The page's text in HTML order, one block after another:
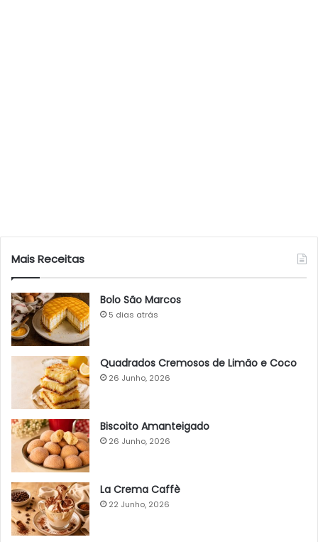
Mais Receitas
Bolo São Marcos
5 dias atrás
Quadrados Cremosos de Limão e Coco
26 Junho, 2026
Biscoito Amanteigado
26 Junho, 2026
La Crema Caffè
22 Junho, 2026